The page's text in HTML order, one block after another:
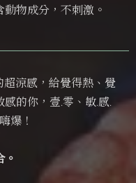
物成分，不刺激。
超涼感，給覺得熱、覺
的你，壹.零、敏.感.
爆！